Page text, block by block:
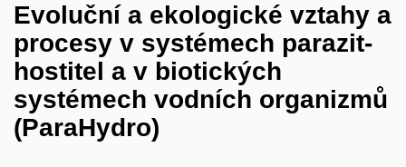
Evoluční a ekologické vztahy a
procesy v systémech parazit-
hostitel a v biotických
systémech vodních organizmů
(ParaHydro)